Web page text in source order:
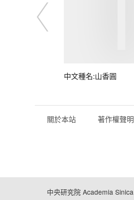
中文種名:山香圓
關於本站 著作權聲明
中央研究院 Academia Sinica